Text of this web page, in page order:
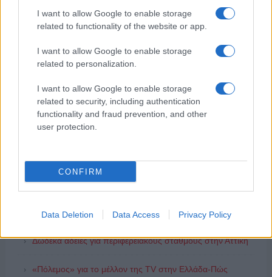
I want to allow Google to enable storage
related to functionality of the website or app.
I want to allow Google to enable storage
related to personalization.
I want to allow Google to enable storage
related to security, including authentication
functionality and fraud prevention, and other
user protection.
CONFIRM
Data Deletion Data Access Privacy Policy
ΑΧΜΕΣ: Δεύτερες σκέψεις στον ΑΝΤ1...
χάρτης των επιδοτήσεων στην TV, μέσω ΕΚΚΟΜΕΔ
Δώδεκα άδειες για περιφερειακούς σταθμούς στην Αττική
«Πόλεμος» για το μέλλον της TV στην Ελλάδα-Πώς